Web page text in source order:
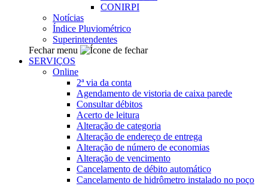
CONIRPI
Notícias
Índice Pluviométrico
Superintendentes
Fechar menu
SERVIÇOS
Online
2ª via da conta
Agendamento de vistoria de caixa parede
Consultar débitos
Acerto de leitura
Alteração de categoria
Alteração de endereço de entrega
Alteração de número de economias
Alteração de vencimento
Cancelamento de débito automático
Cancelamento de hidrômetro instalado no poço